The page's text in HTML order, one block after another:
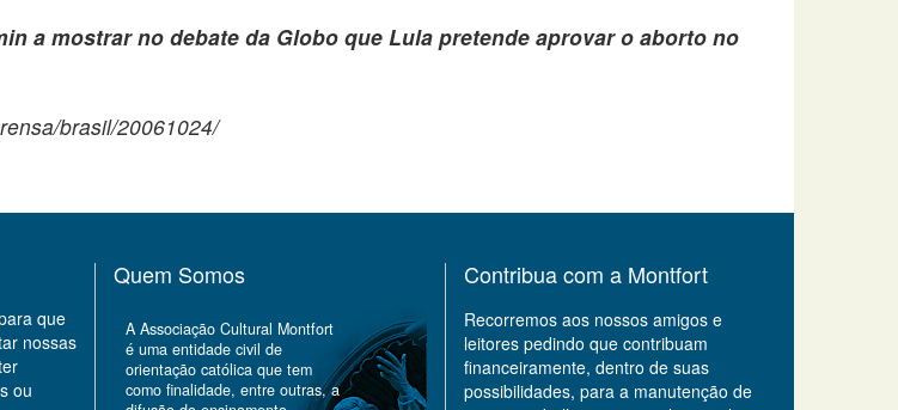
a mostrar no debate da Globo que Lula pretende aprovar o aborto no
brasil/20061024/
que
nossas
ou
Quem Somos
A Associação Cultural Montfort
é uma entidade civil de
orientação católica que tem
como finalidade, entre outras, a
Contribua com a Montfort
Recorremos aos nossos amigos e
leitores pedindo que contribuam
financeiramente, dentro de suas
possibilidades, para a manutenção de